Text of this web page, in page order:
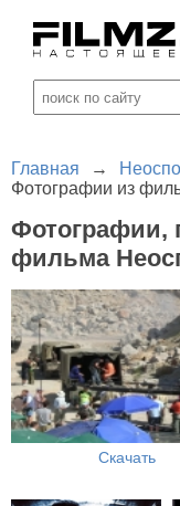
Главная →
Фотографии из
Фотографии,
фильма
Скачать